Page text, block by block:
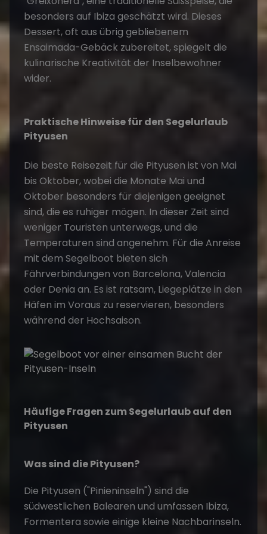
besonders auf Ibiza geschätzt wird. Dieses
Dessert, oft aus übrig gebliebenem
Ensaimada-Gebäck zubereitet, spiegelt die
kulinarische Kreativität der Inselbewohner
wider.
Praktische Hinweise für den Segelurlaub
Pityusen
Die beste Reisezeit für die Pityusen ist von Mai
bis Oktober, wobei die Monate Mai und
Oktober besonders für diejenigen geeignet
sind, die es ruhiger mögen. In dieser Zeit sind
weniger Touristen unterwegs, und die
Temperaturen sind angenehm. Für die Anreise
mit dem Segelboot bieten sich
Fährverbindungen von Barcelona, Valencia
oder Denia an. Es ist ratsam, Liegeplätze in den
Häfen im Voraus zu reservieren, besonders
während der Hochsaison.
Häufige Fragen zum Segelurlaub auf den
Pityusen
Was sind die Pityusen?
Die Pityusen ("Pinieninseln") sind die
südwestlichen Balearen und umfassen Ibiza,
Formentera sowie einige kleine Nachbarinseln.